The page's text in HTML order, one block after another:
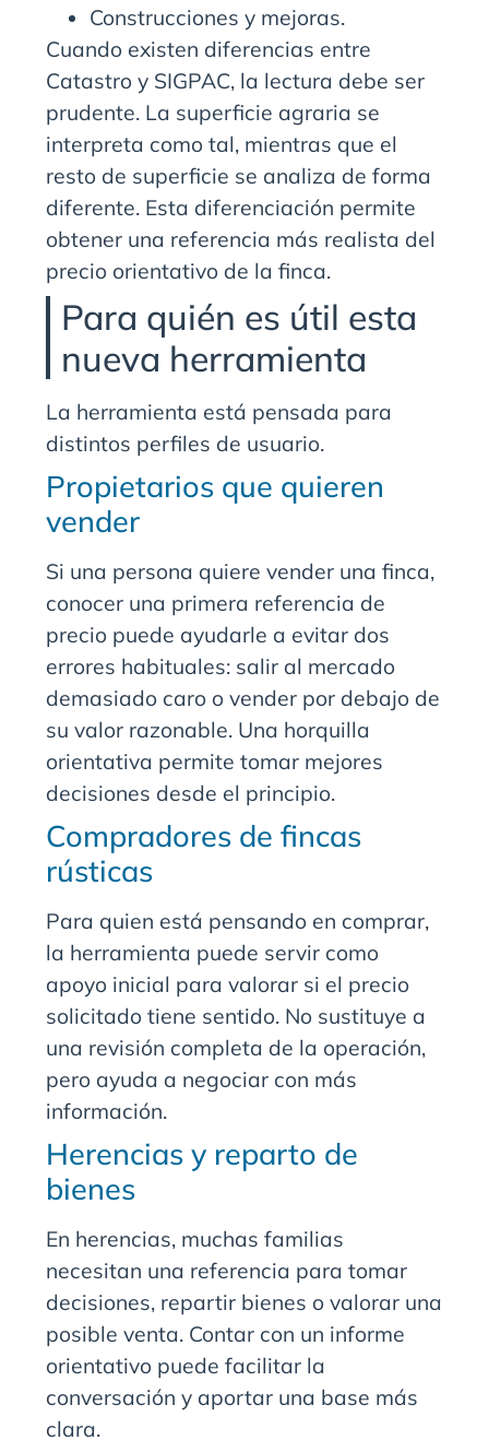
Construcciones y mejoras.
Cuando existen diferencias entre
Catastro y SIGPAC, la lectura debe ser
prudente. La superficie agraria se
interpreta como tal, mientras que el
resto de superficie se analiza de forma
diferente. Esta diferenciación permite
obtener una referencia más realista del
precio orientativo de la finca.
Para quién es útil esta
nueva herramienta
La herramienta está pensada para
distintos perfiles de usuario.
Propietarios que quieren
vender
Si una persona quiere vender una finca,
conocer una primera referencia de
precio puede ayudarle a evitar dos
errores habituales: salir al mercado
demasiado caro o vender por debajo de
su valor razonable. Una horquilla
orientativa permite tomar mejores
decisiones desde el principio.
Compradores de fincas
rústicas
Para quien está pensando en comprar,
la herramienta puede servir como
apoyo inicial para valorar si el precio
solicitado tiene sentido. No sustituye a
una revisión completa de la operación,
pero ayuda a negociar con más
información.
Herencias y reparto de
bienes
En herencias, muchas familias
necesitan una referencia para tomar
decisiones, repartir bienes o valorar una
posible venta. Contar con un informe
orientativo puede facilitar la
conversación y aportar una base más
clara.